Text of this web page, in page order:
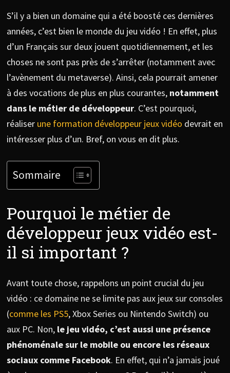
S’il y a bien un domaine qui a été boosté ces dernières
années, c’est bien le monde du jeu vidéo ! En effet, plus
d’un Français sur deux jouent quotidiennement, et les
choses ne sont pas près de s’arrêter (notamment avec
l’avènement du metaverse). Ainsi, cela pourrait amener
à des vocations de plus en plus courantes, notamment
dans le métier de développeur. C’est pourquoi,
réaliser une formation développeur jeux vidéo devrait en
intéresser plus d’un. Bref, on vous en dit plus.
Sommaire
Pourquoi le métier de
développeur jeux vidéo est-
il si important ?
Avant toute chose, rappelons un point crucial du jeu
vidéo : ce domaine ne se limite pas aux jeux sur consoles
(comme les PS5, Xbox Series ou Nintendo Switch) ou
aux PC. Non, le jeu vidéo, c’est aussi une présence
phénoménale sur le mobile ou encore les réseaux
sociaux comme Facebook. En effet, qui n’a jamais joué